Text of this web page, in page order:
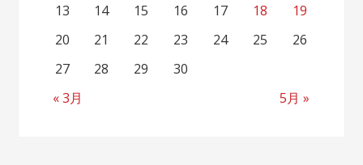
« 3月 5月 »
13
14 15 16 17 18
19
20
21 22 23 24 25
26
27
28 29 30